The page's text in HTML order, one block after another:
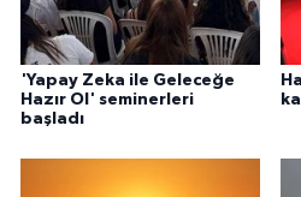
'Yapay Zeka ile Geleceğe
Hazır Ol' seminerleri
başladı